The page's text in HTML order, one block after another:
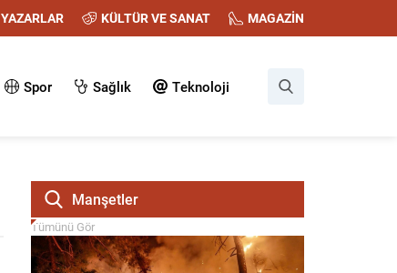
YAZARLAR KÜLTÜR VE SANAT MAGAZİN
Spor Sağlık Teknoloji
Manşetler
Tümünü Gör